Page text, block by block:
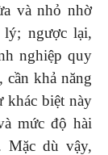
và nhỏ nhờ
ngược lại,
nghiệp quy
khả năng
khác biệt này
mức độ hài
Mặc dù vậy,